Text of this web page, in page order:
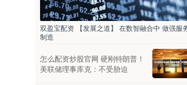
双盈宝配资 【发展之道】 在数智融合中 做强服
制造
怎么配资炒股官网 硬刚特朗普！
美联储理事库克：不受胁迫